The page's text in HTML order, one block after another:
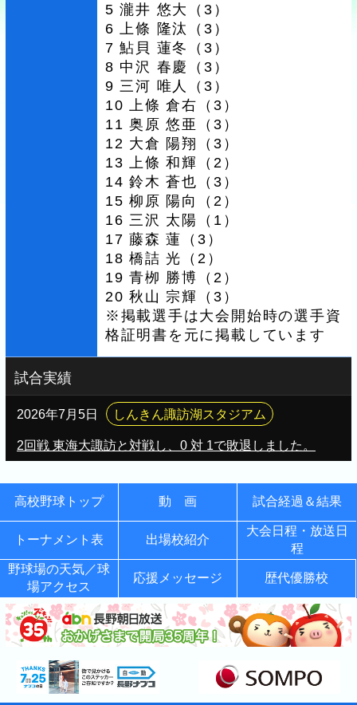
5 瀧井 悠大（3）
6 上條 隆汰（3）
7 鮎貝 蓮冬（3）
8 中沢 春慶（3）
9 三河 唯人（3）
10 上條 倉右（3）
11 奥原 悠亜（3）
12 大倉 陽翔（3）
13 上條 和輝（2）
14 鈴木 蒼也（3）
15 柳原 陽向（2）
16 三沢 太陽（1）
17 藤森 蓮（3）
18 橋詰 光（2）
19 青栁 勝博（2）
20 秋山 宗輝（3）
※掲載選手は大会開始時の選手資
格証明書を元に掲載しています
試合実績
2026年7月5日 しんきん諏訪湖スタジアム
2回戦 東海大諏訪と対戦し、0 対 1で敗退しました。
高校野球トップ 動 画 試合経過＆結果
トーナメント表 出場校紹介
大会日程・放送日
程
野球場の天気／球
場アクセス
応援メッセージ 歴代優勝校